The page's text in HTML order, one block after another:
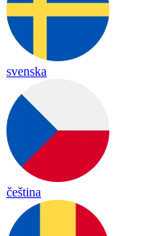
svenska
čeština